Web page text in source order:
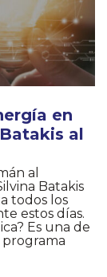
en
al
al
Batakis
todos los
estos días.
Es una de
programa